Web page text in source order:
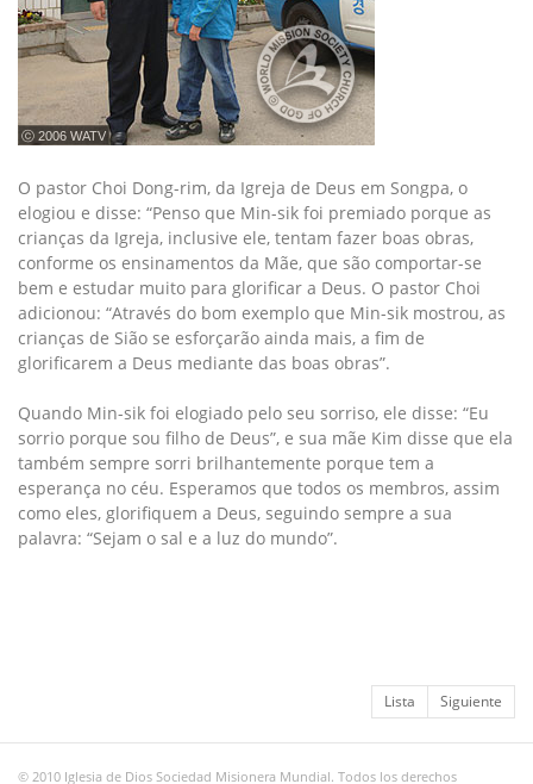
ⓒ 2006 WATV
O pastor Choi Dong-rim, da Igreja de Deus em Songpa, o
elogiou e disse: “Penso que Min-sik foi premiado porque as
crianças da Igreja, inclusive ele, tentam fazer boas obras,
conforme os ensinamentos da Mãe, que são comportar-se
bem e estudar muito para glorificar a Deus. O pastor Choi
adicionou: “Através do bom exemplo que Min-sik mostrou, as
crianças de Sião se esforçarão ainda mais, a fim de
glorificarem a Deus mediante das boas obras”.
Quando Min-sik foi elogiado pelo seu sorriso, ele disse: “Eu
sorrio porque sou filho de Deus”, e sua mãe Kim disse que ela
também sempre sorri brilhantemente porque tem a
esperança no céu. Esperamos que todos os membros, assim
como eles, glorifiquem a Deus, seguindo sempre a sua
palavra: “Sejam o sal e a luz do mundo”.
Lista Siguiente
© 2010 Iglesia de Dios Sociedad Misionera Mundial. Todos los derechos